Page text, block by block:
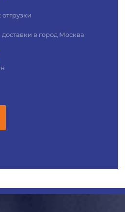
отгрузки
доставки в город Москва